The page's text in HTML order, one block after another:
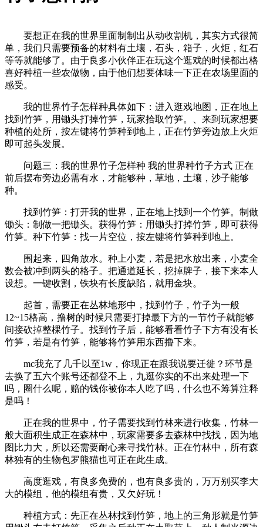
要想正在我的世界里面制制出从动收割机，其实方式很简
单，我们只需要预备的材料有土壤，石头，箱子，火炬，红石
等等就能够了。由于良多小伙伴正在玩这个逛戏的时候都出格
喜好种植一些农做物，由于他们想要体味一下正在农场里面的
感受。
我的世界竹子怎样种具体如下：进入逛戏地图，正在地上
找到竹笋，用锄头打掉竹笋，玩家拾取竹笋。、来到玩家想要
种植的处所，按左键将竹笋种到地上，正在竹笋旁边放上火炬
即可起头发展。
问题三：我的世界竹子怎样种 我的世界种竹子方式 正在
前后摆布旁边必需有水，才能够种，草地，土壤，沙子能够
种。
找到竹笋：打开我的世界，正在地上找到一个竹笋。制做
锄头：制做一把锄头。获得竹笋：用锄头打掉竹笋，即可获得
竹笋。种下竹笋：找一片空位，按左键将竹笋种到地上。
围起来，四角放水。种上小麦，若是把水放出来，小麦全
数会被冲到两头的格子。把通道延长，挖掉牌子，接下来本人
设想。一键收割，铁块有长度缺陷，就用金块。
起首，需要正在丛林地形中，找到竹子，竹子为一般
12~15格高，撸树的时候只需要打掉最下方的一节竹子就能够
间接砍掉整棵竹子。找到竹子后，能够看看竹子下方有没有长
竹笋，若是有竹笋，能够将竹笋用东西撸下来。
mc我充了几千以至1w，你现正在跟我说要迁徙？环节是
去换了五六个账号还都登不上，九逛你实的不出来处理一下
吗，圈什么呢，赔的钱你被你本人吃了吗，什么也不筹算注释
是吗！
正在我的世界中，竹子需要找到竹林来进行收集，竹林一
般大面积生成正在森林中，玩家需要多去森林中找找，因为地
图比力大，所以还需要耐心来寻找竹林。正在竹林中，所有森
林独有的生物包罗熊猫也可正在此生成。
高度逛戏，有良多免费的，也有良多贵的，万万别买李大
大的模组，他的模组有贵，又欠好玩！
种植方式：先正在丛林找到竹笋，地上的三角形就是竹笋